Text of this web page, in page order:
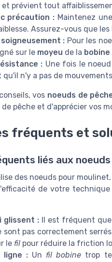
prévient tout
précaution : Maintenez
Assurez-vous que
: Pour les
sur le moyeu de la bobine
: Une fois le
n'y a pas de
vos noeuds de
pêche et d'apprécier vos
fréquents et
liés aux noeuds
des noeuds pour
de votre
glissent : Il est fréquent
sont pas correctement
le fil pour réduire la friction
ligne : Un fil bobine trop